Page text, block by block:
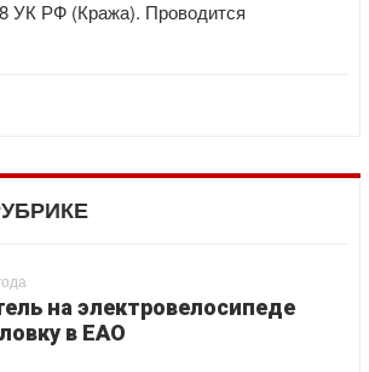
УК РФ (Кража). Проводится
на электровелосипеде
в ЕАО